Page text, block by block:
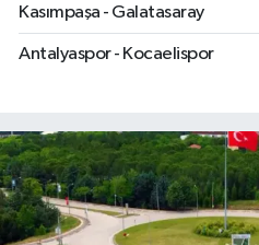
Kasımpaşa - Galatasaray
Antalyaspor - Kocaelispor